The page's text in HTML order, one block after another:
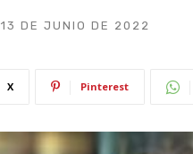
13 DE JUNIO DE 2022
X Pinterest